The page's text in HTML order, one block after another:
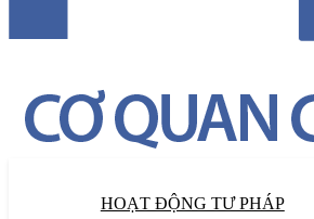
HOẠT ĐỘNG TƯ PHÁP